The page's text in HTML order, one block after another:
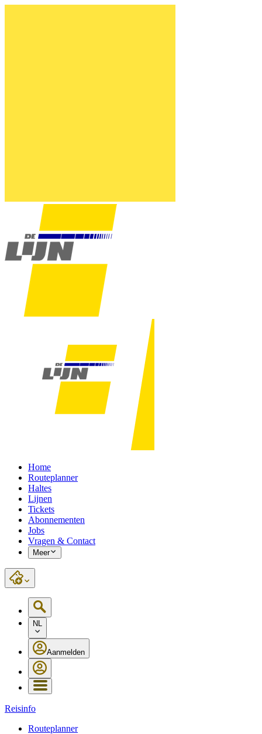
Home
Routeplanner
Haltes
Lijnen
Tickets
Abonnementen
Jobs
Vragen & Contact
Meer
NL
Aanmelden
Reisinfo
Routeplanner